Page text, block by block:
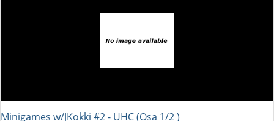
Minigames w/JKokki #2 - UHC (Osa 1/2 )